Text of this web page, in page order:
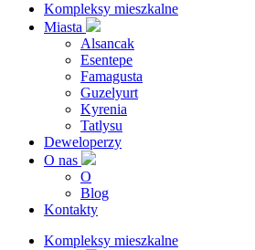
Kompleksy mieszkalne
Miasta
Alsancak
Esentepe
Famagusta
Guzelyurt
Kyrenia
Tatlysu
Deweloperzy
O nas
O
Blog
Kontakty
Kompleksy mieszkalne